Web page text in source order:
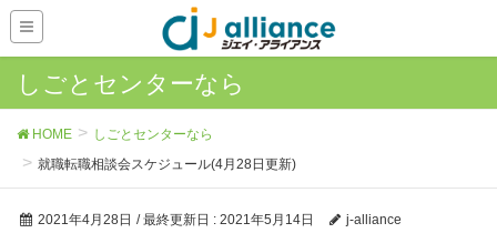
しごとセンターなら
HOME
しごとセンターなら
就職転職相談会スケジュール(4月28日更新)
2021年4月28日 / 最終更新日 : 2021年5月14日
j-alliance